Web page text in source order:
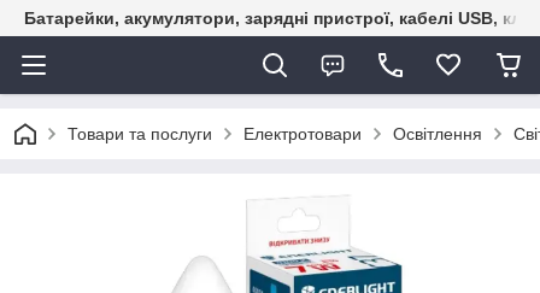
Батарейки, акумулятори, зарядні пристрої, кабелі USB,
Товари та послуги Електротовари Освітлення